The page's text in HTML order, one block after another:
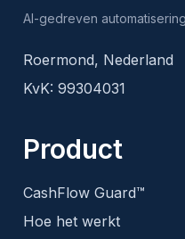
AI-gedreven
Roermond, Nederland
KvK: 99304031
Product
CashFlow Guard™
Hoe het werkt